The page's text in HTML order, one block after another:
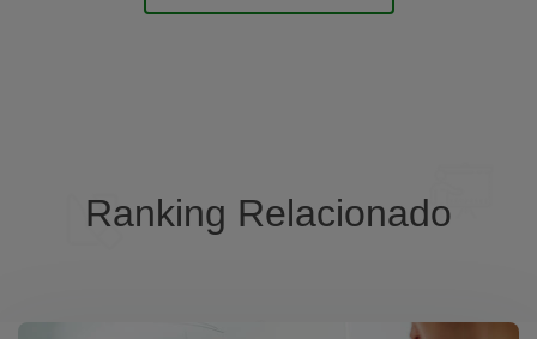
Ranking Relacionado